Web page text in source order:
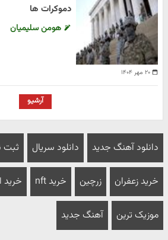
۲۰ مهر ۱۴۰۴
دموکرات ها
هومن سلیمیان
آرشیو
دانلود آهنگ جدید دانلود سریال ثبت
خرید زعفران زرچین خرید nft خرید
موزیک ترین آهنگ جدید